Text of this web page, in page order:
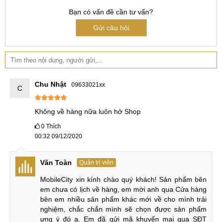
ngay Xiaomi Mi 9T với MobileCity nhé!
Điểm độc đáo nhất của Xiaomi Mi 9T là sở hữu một màn
hình Fullview với camera dạng Pop-up độc đáo, dự sẽ là hot
phân giải Full HD+ 1.080 x 2.340 pixels, tỷ lệ mới theo xu
hướng hiện nay.
dòng này. Camera 20MP dạng "thụt thò" và có hỗ trợ chế độ
góc rộng - một trào lưu của các smartphone Trung Quốc
hiện nay Mặt lưng bo cong ốm sát viền máy, nổi bật cụm
camera kép dọc cùng đèn flash ngay phần trên của mặt
lưng. Mặt lưng có nhiều màu sắc, dạng Gradiant đen đi dần
Bạn có vấn đề cần tư vấn?
Gửi câu hỏi
C Chu Nhật 09633021xx
Không về hàng nữa luôn hở Shop
0 Thích
00:32 09/12/2020
Văn Toàn Quản trị viên
MobileCity xin kính chào quý khách! Sản phẩm bên
em chưa có lịch về hàng, em mời anh qua Cửa hàng
bên em nhiều sản phẩm khác mới về cho mình trải
nghiệm, chắc chắn mình sẽ chọn được sản phẩm
ưng ý đó ạ. Em đã gửi mã khuyến mại qua SĐT